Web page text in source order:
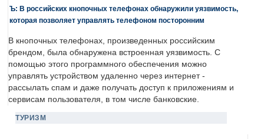
Ъ: В российских кнопочных телефонах обнаружили уязвимость,
которая позволяет управлять телефоном посторонним
В кнопочных телефонах, произведенных российским
брендом, была обнаружена встроенная уязвимость. С
помощью этого программного обеспечения можно
управлять устройством удаленно через интернет -
рассылать спам и даже получать доступ к приложениям и
сервисам пользователя, в том числе банковские.
ТУРИЗМ